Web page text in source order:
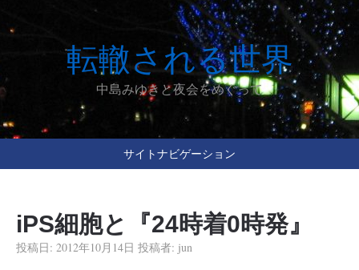
転轍される世界
中島みゆきと夜会をめぐって
サイトナビゲーション
iPS細胞と『24時着0時発』
投稿日: 2012年10月14日 投稿者: jun